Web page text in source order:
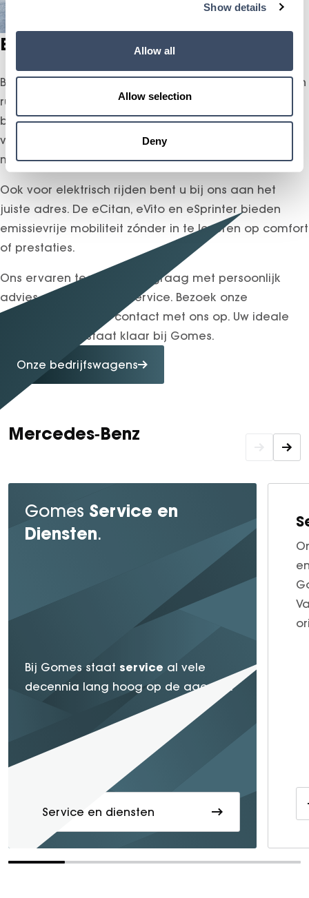
Show details
Allow all
Allow selection
Deny
Bekijk ook onze bedrijfswagens
Bij Gomes, officieel Mercedes-Benz dealer, vindt u een
ruim aanbod bedrijfswagens die perfect aansluiten
bij uw onderneming. Van de compacte Citan tot de
veelzijdige Vito en ruime Sprinter – wij hebben het
model dat bij u past.
Ook voor elektrisch rijden bent u bij ons aan het
juiste adres. De eCitan, eVito en eSprinter bieden
emissievrije mobiliteit zónder in te leveren op comfort
of prestaties.
Ons ervaren team helpt u graag met persoonlijk
advies en uitstekende service. Bezoek onze
showroom of neem contact met ons op. Uw ideale
bedrijfswagen staat klaar bij Gomes.
Onze bedrijfswagens
Mercedes‑Benz
Gomes Service en
Diensten.
Bij Gomes staat service al vele
decennia lang hoog op de agenda.
Service en diensten